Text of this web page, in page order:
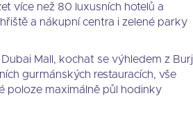
více než 80 luxusních hotelů a
a nákupní centra i zelené parky
Mall, kochat se výhledem z Burj
gurmánských restauracích, vše
poloze maximálně půl hodinky